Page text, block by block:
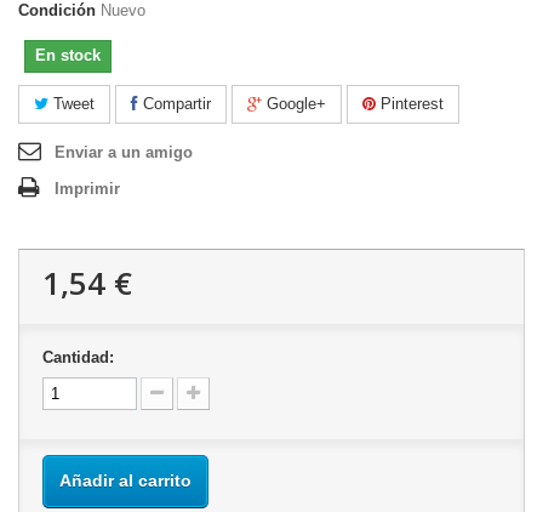
Condición Nuevo
En stock
Tweet Compartir Google+ Pinterest
Enviar a un amigo
Imprimir
1,54 €
Cantidad:
Añadir al carrito